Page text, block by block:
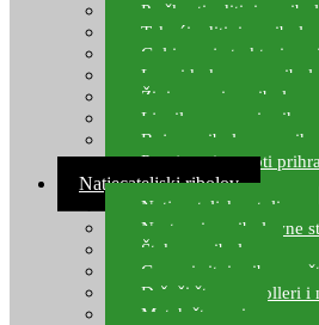
Praškasti aditivi za
Tekući aditivi za ribolov
Gel i sprej atraktori za
Lovni kukuruz za
Živi mamci za ribolov
Ljepilo za crve i prihranu
Boje za ribolovnu
Provjereni recepti
Natjecateljski ribolov
Natjecateljske stolice
Nastavci za ribolovne
Šteke za ribolov
Gume i sitni pribor za
Držači štapova rolleri i
Match štapovi